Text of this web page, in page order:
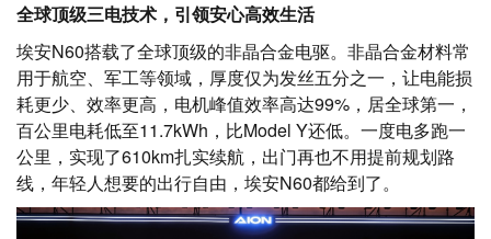
全球顶级三电技术，引领安心高效生活
埃安N60搭载了全球顶级的非晶合金电驱。非晶合金材料常
用于航空、军工等领域，厚度仅为发丝五分之一，让电能损
耗更少、效率更高，电机峰值效率高达99%，居全球第一，
百公里电耗低至11.7kWh，比Model Y还低。一度电多跑一
公里，实现了610km扎实续航，出门再也不用提前规划路
线，年轻人想要的出行自由，埃安N60都给到了。